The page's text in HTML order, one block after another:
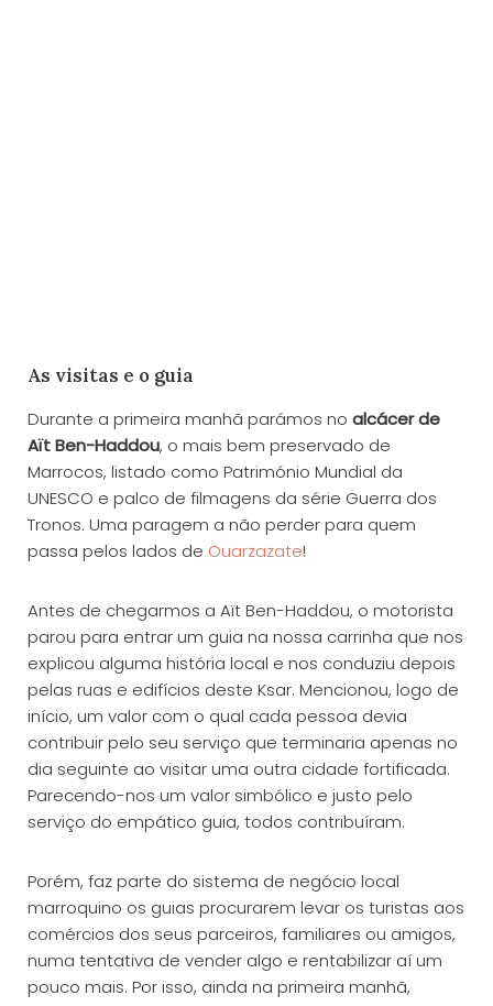
As visitas e o guia
Durante a primeira manhã parámos no alcácer de
Aït Ben-Haddou, o mais bem preservado de
Marrocos, listado como Património Mundial da
UNESCO e palco de filmagens da série Guerra dos
Tronos. Uma paragem a não perder para quem
passa pelos lados de Ouarzazate!
Antes de chegarmos a Aït Ben-Haddou, o motorista
parou para entrar um guia na nossa carrinha que nos
explicou alguma história local e nos conduziu depois
pelas ruas e edifícios deste Ksar. Mencionou, logo de
início, um valor com o qual cada pessoa devia
contribuir pelo seu serviço que terminaria apenas no
dia seguinte ao visitar uma outra cidade fortificada.
Parecendo-nos um valor simbólico e justo pelo
serviço do empático guia, todos contribuíram.
Porém, faz parte do sistema de negócio local
marroquino os guias procurarem levar os turistas aos
comércios dos seus parceiros, familiares ou amigos,
numa tentativa de vender algo e rentabilizar aí um
pouco mais. Por isso, ainda na primeira manhã,